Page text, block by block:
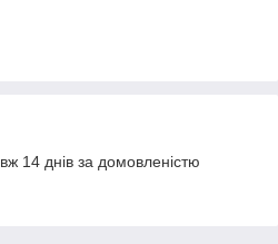
14 днів за домовленістю